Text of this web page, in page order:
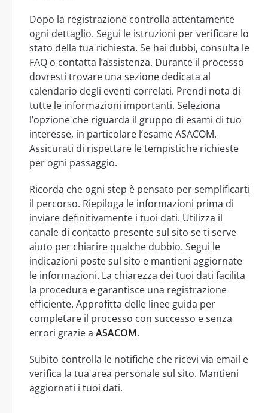
Dopo la registrazione controlla attentamente
ogni dettaglio. Segui le istruzioni per verificare lo
stato della tua richiesta. Se hai dubbi, consulta le
FAQ o contatta l’assistenza. Durante il processo
dovresti trovare una sezione dedicata al
calendario degli eventi correlati. Prendi nota di
tutte le informazioni importanti. Seleziona
l’opzione che riguarda il gruppo di esami di tuo
interesse, in particolare l’esame ASACOM.
Assicurati di rispettare le tempistiche richieste
per ogni passaggio.
Ricorda che ogni step è pensato per semplificarti
il percorso. Riepiloga le informazioni prima di
inviare definitivamente i tuoi dati. Utilizza il
canale di contatto presente sul sito se ti serve
aiuto per chiarire qualche dubbio. Segui le
indicazioni poste sul sito e mantieni aggiornate
le informazioni. La chiarezza dei tuoi dati facilita
la procedura e garantisce una registrazione
efficiente. Approfitta delle linee guida per
completare il processo con successo e senza
errori grazie a ASACOM.
Subito controlla le notifiche che ricevi via email e
verifica la tua area personale sul sito. Mantieni
aggiornati i tuoi dati.